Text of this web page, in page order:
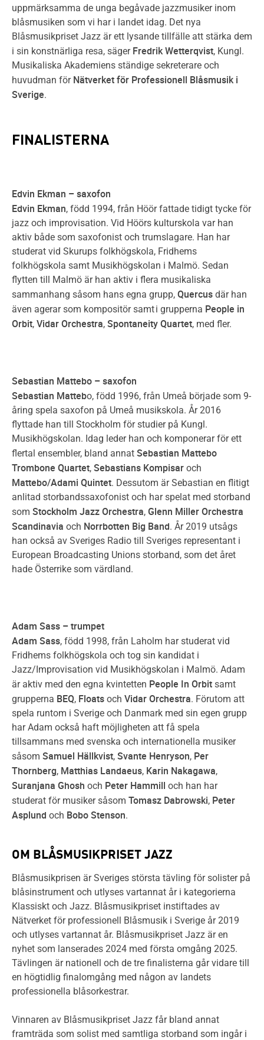
uppmärksamma de unga begåvade jazzmusiker inom
blåsmusiken som vi har i landet idag. Det nya
Blåsmusikpriset Jazz är ett lysande tillfälle att stärka dem
i sin konstnärliga resa, säger Fredrik Wetterqvist, Kungl.
Musikaliska Akademiens ständige sekreterare och
huvudman för Nätverket för Professionell Blåsmusik i
Sverige.
FINALISTERNA
Edvin Ekman – saxofon
Edvin Ekman, född 1994, från Höör fattade tidigt tycke för
jazz och improvisation. Vid Höörs kulturskola var han
aktiv både som saxofonist och trumslagare. Han har
studerat vid Skurups folkhögskola, Fridhems
folkhögskola samt Musikhögskolan i Malmö. Sedan
flytten till Malmö är han aktiv i flera musikaliska
sammanhang såsom hans egna grupp, Quercus där han
även agerar som kompositör samt i grupperna People in
Orbit, Vidar Orchestra, Spontaneity Quartet, med fler.
Sebastian Mattebo – saxofon
Sebastian Mattebo, född 1996, från Umeå började som 9-
åring spela saxofon på Umeå musikskola. År 2016
flyttade han till Stockholm för studier på Kungl.
Musikhögskolan. Idag leder han och komponerar för ett
flertal ensembler, bland annat Sebastian Mattebo
Trombone Quartet, Sebastians Kompisar och
Mattebo/Adami Quintet. Dessutom är Sebastian en flitigt
anlitad storbandssaxofonist och har spelat med storband
som Stockholm Jazz Orchestra, Glenn Miller Orchestra
Scandinavia och Norrbotten Big Band. År 2019 utsågs
han också av Sveriges Radio till Sveriges representant i
European Broadcasting Unions storband, som det året
hade Österrike som värdland.
Adam Sass – trumpet
Adam Sass, född 1998, från Laholm har studerat vid
Fridhems folkhögskola och tog sin kandidat i
Jazz/Improvisation vid Musikhögskolan i Malmö. Adam
är aktiv med den egna kvintetten People In Orbit samt
grupperna BEQ, Floats och Vidar Orchestra. Förutom att
spela runtom i Sverige och Danmark med sin egen grupp
har Adam också haft möjligheten att få spela
tillsammans med svenska och internationella musiker
såsom Samuel Hällkvist, Svante Henryson, Per
Thornberg, Matthias Landaeus, Karin Nakagawa,
Suranjana Ghosh och Peter Hammill och han har
studerat för musiker såsom Tomasz Dabrowski, Peter
Asplund och Bobo Stenson.
OM BLÅSMUSIKPRISET JAZZ
Blåsmusikprisen är Sveriges största tävling för solister på
blåsinstrument och utlyses vartannat år i kategorierna
Klassiskt och Jazz. Blåsmusikpriset instiftades av
Nätverket för professionell Blåsmusik i Sverige år 2019
och utlyses vartannat år. Blåsmusikpriset Jazz är en
nyhet som lanserades 2024 med första omgång 2025.
Tävlingen är nationell och de tre finalisterna går vidare till
en högtidlig finalomgång med någon av landets
professionella blåsorkestrar.
Vinnaren av Blåsmusikpriset Jazz får bland annat
framträda som solist med samtliga storband som ingår i